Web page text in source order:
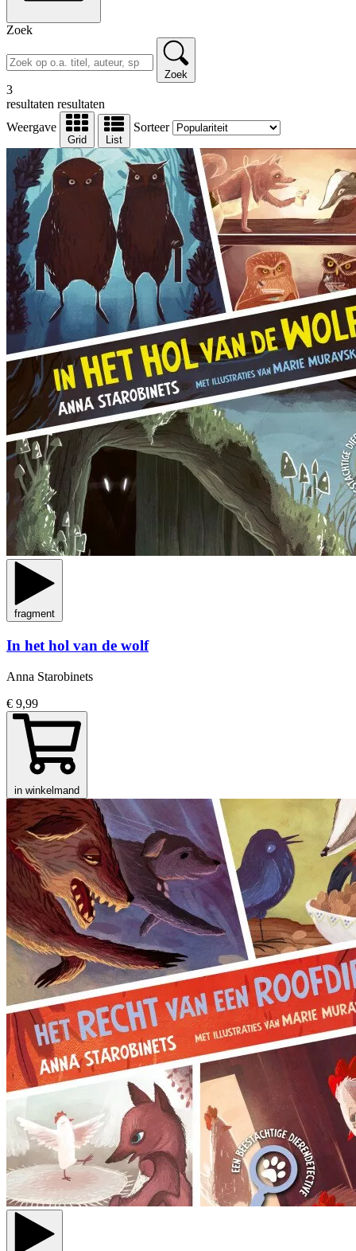
Zoek
Zoek
3
resultaten resultaten
Weergave
Grid List
Sorteer
fragment
In het hol van de wolf
Anna Starobinets
€ 9,99
in winkelmand